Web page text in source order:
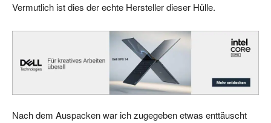
Vermutlich ist dies der echte Hersteller dieser Hülle.
Nach dem Auspacken war ich zugegeben etwas enttäuscht